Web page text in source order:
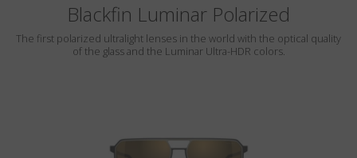
Blackfin Luminar Polarized
The first polarized ultralight lenses in the world with the optical quality
of the glass and the Luminar Ultra-HDR colors.